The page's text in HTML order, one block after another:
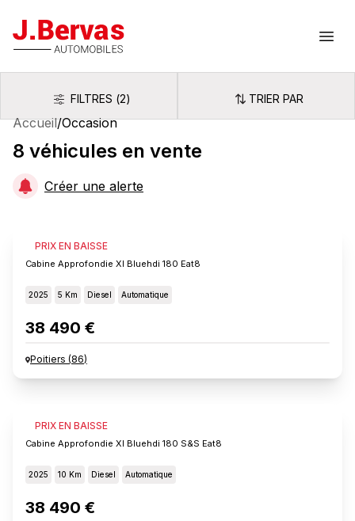
J.Bervas
FiltresFILTRES (2) Trier par
TRIER PAR
Accueil/Occasion
8 véhicules en vente
Créer une alerte
PRIX EN BAISSE
FIAT SCUDO
Cabine Approfondie Xl Bluehdi 180 Eat8
2025 5 Km Diesel Automatique
38 490 €
Poitiers (86)
PRIX EN BAISSE
FIAT SCUDO
Cabine Approfondie Xl Bluehdi 180 S&s Eat8
2025 10 Km Diesel Automatique
38 490 €